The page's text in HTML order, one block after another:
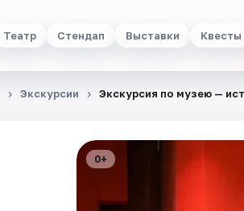
Театр Стендап Выставки Квесты
Экскурсии Экскурсия по музею —
0+